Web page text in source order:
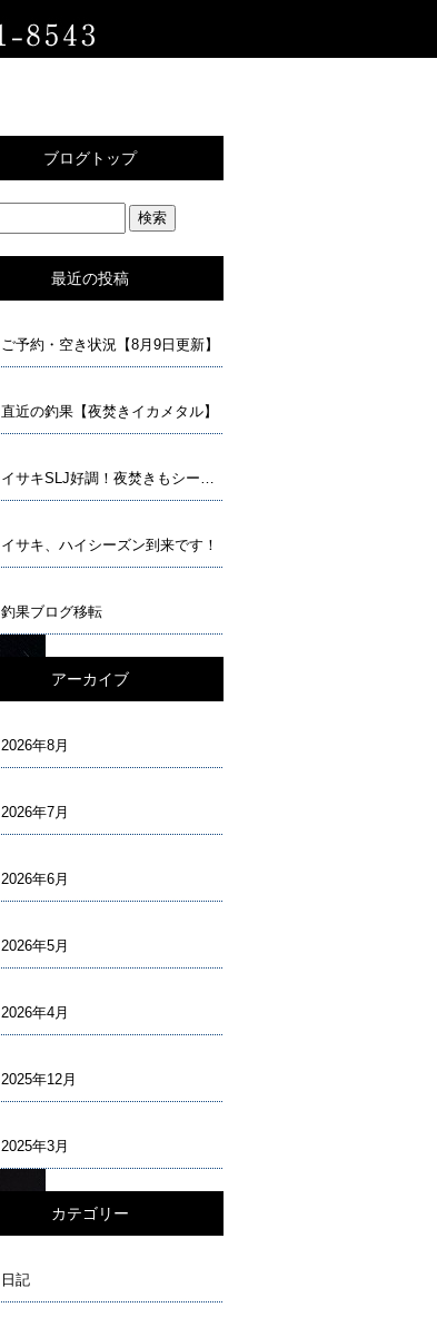
ブログトップ
最近の投稿
ご予約・空き状況【8月9日更新】
直近の釣果【夜焚きイカメタル】
イサキSLJ好調！夜焚きもシーズンインしました。
イサキ、ハイシーズン到来です！
釣果ブログ移転
アーカイブ
2026年8月
2026年7月
2026年6月
2026年5月
2026年4月
2025年12月
2025年3月
カテゴリー
日記